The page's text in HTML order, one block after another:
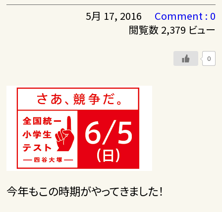
5月 17, 2016
Comment : 0
閲覧数 2,379 ビュー
0
今年もこの時期がやってきました！